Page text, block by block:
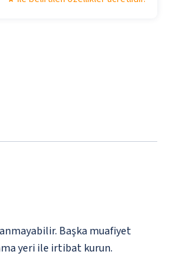
Başka muafiyet
yeri ile irtibat kurun.